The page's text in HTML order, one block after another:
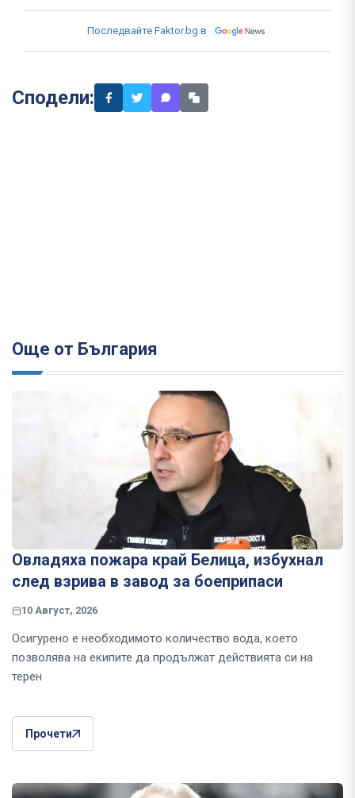
Последвайте Faktor.bg в
Сподели:
Още от България
Овладяха пожара край Белица, избухнал
след взрива в завод за боеприпаси
10 Август, 2026
Осигурено е необходимото количество вода, което
позволява на екипите да продължат действията си на
терен
Прочети